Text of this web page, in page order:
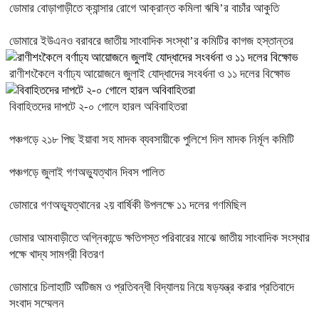
ডোমার বোড়াগাড়ীতে ক্যান্সার রোগে আক্রান্ত কমিলা ঋষি’র বাচাঁর আকুতি
ডোমারে ইউএনও বরাবরে জাতীয় সাংবাদিক সংস্থা’র কমিটির কাগজ হস্তান্তর
রাণীশংকৈলে বর্ণাঢ্য আয়োজনে জুলাই যোদ্ধাদের সংবর্ধনা ও ১১ দলের বিক্ষোভ
বিবাহিতদের দাপটে ২-০ গোলে হারল অবিবাহিতরা
পঞ্চগড়ে ২১৮ পিছ ইয়াবা সহ মাদক ব্যবসায়ীকে পুলিশে দিল মাদক নির্মূল কমিটি
পঞ্চগড়ে জুলাই গণঅভ্যুত্থান দিবস পালিত
ডোমারে গণঅভ্যূত্থানের ২য় বার্ষিকী উপলক্ষে ১১ দলের গণমিছিল
ডোমার আমবাড়ীতে অগ্নিকান্ডে ক্ষতিগস্ত পরিবারের মাঝে জাতীয় সাংবাদিক সংস্থার
পক্ষে খাদ্য সামগ্রী বিতরণ
ডোমারে চিলাহাটি অটিজম ও প্রতিবন্ধী বিদ্যালয় নিয়ে ষড়যন্ত্র করার প্রতিবাদে
সংবাদ সম্মেলন